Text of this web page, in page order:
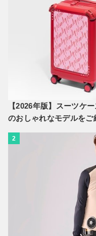
【2026年版】スーツケ
のおしゃれなモデルをご
2